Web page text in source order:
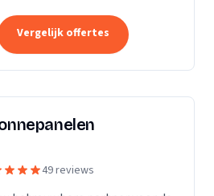
en ruime ervaring met
Wij...
Vergelijk offertes
49 reviews